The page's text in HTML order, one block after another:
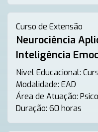
Curso de Extensão
Neurociência
Inteligência
Nível Educacional:
Modalidade: EAD
Área de Atuação:
Duração: 60 horas